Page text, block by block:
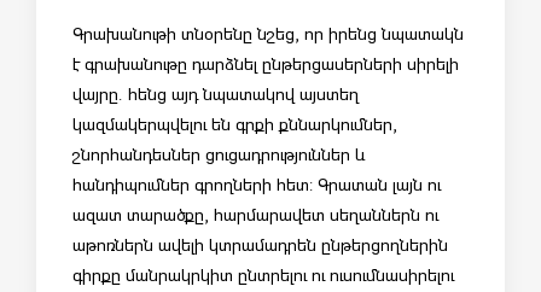
Գրախանութի տնօրենը նշեց, որ իրենց նպատակն
է գրախանութը դարձնել ընթերցասերների սիրելի
վայրը. հենց այդ նպատակով այստեղ
կազմակերպվելու են գրքի քննարկումներ,
շնորհանդեսներ ցուցադրություններ և
հանդիպումներ գրողների հետ: Գրատան լայն ու
ազատ տարածքը, հարմարավետ սեղաններն ու
աթոռներն ավելի կտրամադրեն ընթերցողներին
գիրքը մանրակրկիտ ընտրելու ու ուսումնասիրելու